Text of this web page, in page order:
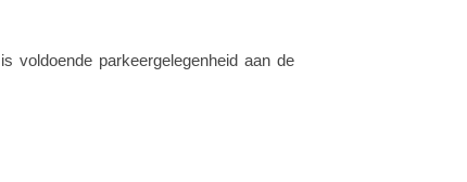
voldoende parkeergelegenheid aan de